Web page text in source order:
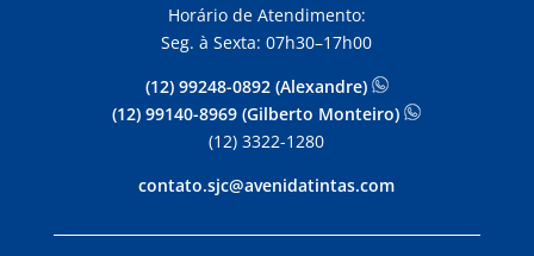
Horário de Atendimento:
Seg. à Sexta: 07h30–17h00
(12) 99248-0892 (Alexandre)
(12) 99140-8969 (Gilberto Monteiro)
(12) 3322-1280
contato.sjc@avenidatintas.com